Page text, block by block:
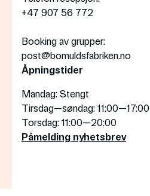
+47 907 56 772
Booking av grupper:
post@bomuldsfabriken.no
Åpningstider
Mandag: Stengt
Tirsdag—søndag: 11:00—17:00
Torsdag: 11:00—20:00
Påmelding nyhetsbrev